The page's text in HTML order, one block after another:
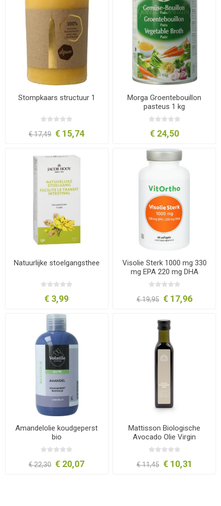
Stompkaars structuur 1
€ 17,49 € 15,74
Morga Groentebouillon
pasteus 1 kg
€ 24,50
Natuurlijke stoelgangsthee
€ 3,99
Visolie Sterk 1000 mg 330
mg EPA 220 mg DHA
€ 19,95 € 17,96
Amandelolie koudgeperst
bio
€ 22,30 € 20,07
Mattisson Biologische
Avocado Olie Virgin
Koudgeperst Bio 250 ml
€ 11,45 € 10,31